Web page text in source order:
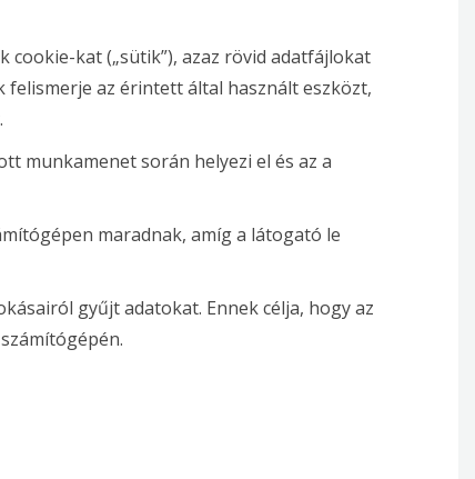
kat („sütik”), azaz rövid adatfájlokat
felismerje az érintett által használt eszközt,
munkamenet során helyezi el és az a
maradnak, amíg a látogató le
gyűjt adatokat. Ennek célja, hogy az